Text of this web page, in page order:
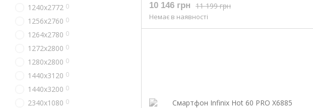
11 199 грн
10 146 грн
Немає в наявності
1240x2772 0
1256x2760 0
1264x2780 0
1272x2800 0
1280x2800 0
1440x3120 0
1440x3200 0
2340x1080 0